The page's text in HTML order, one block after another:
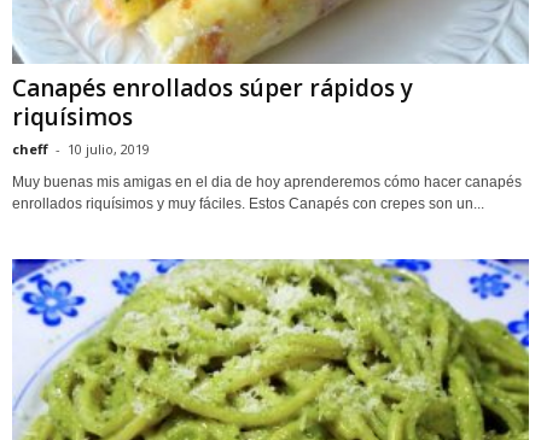
Canapés enrollados súper rápidos y
riquísimos
cheff - 10 julio, 2019
Muy buenas mis amigas en el dia de hoy aprenderemos cómo hacer canapés
enrollados riquísimos y muy fáciles. Estos Canapés con crepes son un...